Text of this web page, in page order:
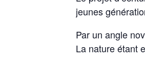
jeunes
Par un angle
La nature étant